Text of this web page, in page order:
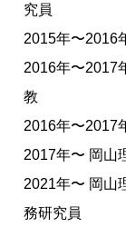
究員
2015年〜2016
2016年〜2017
教
2016年〜2017
2017年〜 岡山
2021年〜 岡山
務研究員